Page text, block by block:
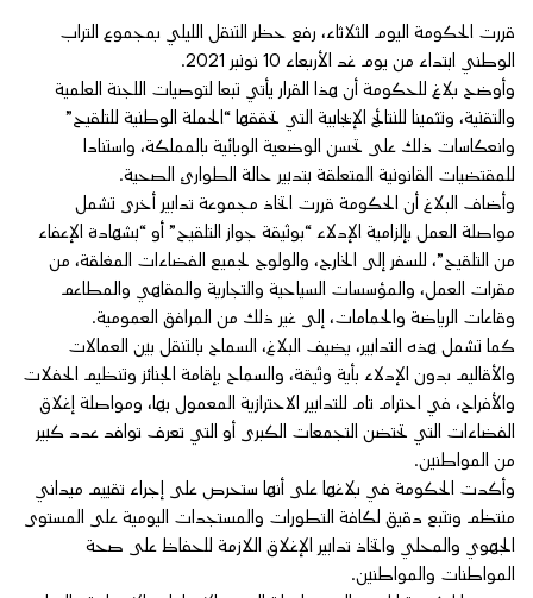
قررت الحكومة اليوم الثلاثاء، رفع حظر التنقل الليلي بمجموع التراب
الوطني ابتداء من يوم غد الأربعاء 10 نونبر 2021.
وأوضح بلاغ للحكومة أن هذا القرار يأتي تبعا لتوصيات اللجنة العلمية
والتقنية، وتثمينا للنتائج الإيجابية التي تحققها “الحملة الوطنية للتلقيح”
وانعكاسات ذلك على تحسن الوضعية الوبائية بالمملكة، واستنادا
للمقتضيات القانونية المتعلقة بتدبير حالة الطوارئ الصحية.
وأضاف البلاغ أن الحكومة قررت اتخاذ مجموعة تدابير أخرى تشمل
مواصلة العمل بإلزامية الإدلاء “بوثيقة جواز التلقيح” أو “بشهادة الإعفاء
من التلقيح”، للسفر إلى الخارج، والولوج لجميع الفضاءات المغلقة، من
مقرات العمل، والمؤسسات السياحية والتجارية والمقاهي والمطاعم
وقاعات الرياضة والحمامات، إلى غير ذلك من المرافق العمومية.
كما تشمل هذه التدابير، يضيف البلاغ، السماح بالتنقل بين العمالات
والأقاليم بدون الإدلاء بأية وثيقة، والسماح بإقامة الجنائز وتنظيم الحفلات
والأفراح، في احترام تام للتدابير الاحترازية المعمول بها، ومواصلة إغلاق
الفضاءات التي تحتضن التجمعات الكبرى أو التي تعرف توافد عدد كبير
من المواطنين.
وأكدت الحكومة في بلاغها على أنها ستحرص على إجراء تقييم ميداني
منتظم وتتبع دقيق لكافة التطورات والمستجدات اليومية على المستوى
الجهوي والمحلي واتخاذ تدابير الإغلاق اللازمة للحفاظ على صحة
المواطنات والمواطنين.